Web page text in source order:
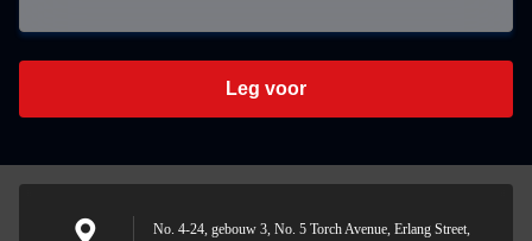
Leg voor
No. 4-24, gebouw 3, No. 5 Torch Avenue, Erlang Street,